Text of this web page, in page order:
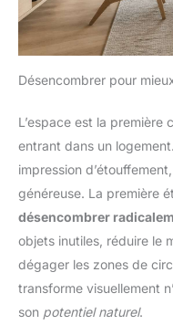
Désencombrer pour
L’espace est la
entrant dans un
impression
généreuse. La première
désencombrer
objets inutiles, réduire le
dégager les zones de
transforme visuellement
son potentiel naturel.